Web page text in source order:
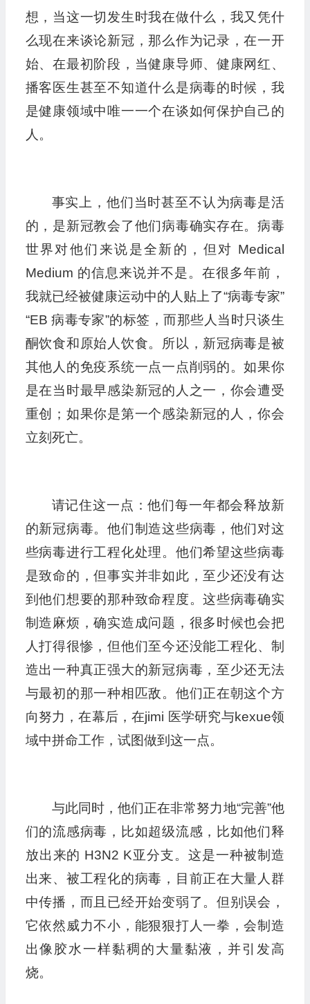
想，当这一切发生时我在做什么，我又凭什
么现在来谈论新冠，那么作为记录，在一开
始、在最初阶段，当健康导师、健康网红、
播客医生甚至不知道什么是病毒的时候，我
是健康领域中唯一一个在谈如何保护自己的
人。
事实上，他们当时甚至不认为病毒是活
的，是新冠教会了他们病毒确实存在。病毒
世界对他们来说是全新的，但对 Medical
Medium 的信息来说并不是。在很多年前，
我就已经被健康运动中的人贴上了“病毒专家”
“EB 病毒专家”的标签，而那些人当时只谈生
酮饮食和原始人饮食。所以，新冠病毒是被
其他人的免疫系统一点一点削弱的。如果你
是在当时最早感染新冠的人之一，你会遭受
重创；如果你是第一个感染新冠的人，你会
立刻死亡。
请记住这一点：他们每一年都会释放新
的新冠病毒。他们制造这些病毒，他们对这
些病毒进行工程化处理。他们希望这些病毒
是致命的，但事实并非如此，至少还没有达
到他们想要的那种致命程度。这些病毒确实
制造麻烦，确实造成问题，很多时候也会把
人打得很惨，但他们至今还没能工程化、制
造出一种真正强大的新冠病毒，至少还无法
与最初的那一种相匹敌。他们正在朝这个方
向努力，在幕后，在jimi 医学研究与kexue领
域中拼命工作，试图做到这一点。
与此同时，他们正在非常努力地“完善”他
们的流感病毒，比如超级流感，比如他们释
放出来的 H3N2 K亚分支。这是一种被制造
出来、被工程化的病毒，目前正在大量人群
中传播，而且已经开始变弱了。但别误会，
它依然威力不小，能狠狠打人一拳，会制造
出像胶水一样黏稠的大量黏液，并引发高
烧。